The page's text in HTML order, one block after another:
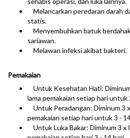
Melancarkan peredaran darah
statis.
Menyembuhkan batuk
sariawan.
Melawan infeksi akibat bakteri.
Pemakaian
Untuk Kesehatan Hati:
lama pemakaian setiap hari untuk
Untuk Peradangan: Diminum 3
pemakaian setiap hari untuk 3 -
Untuk Luka Bakar: Diminum 3 x